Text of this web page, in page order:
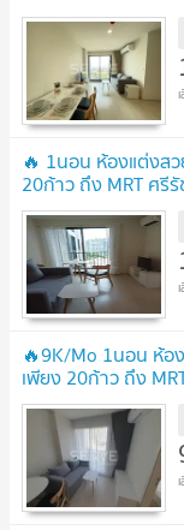
UPDATE !
🔥 1นอน ห้องแต่งส
20ก้าว ถึง MRT ศรี
🔥9K/Mo 1นอน ห้อ
เพียง 20ก้าว ถึง
Chaengwattana